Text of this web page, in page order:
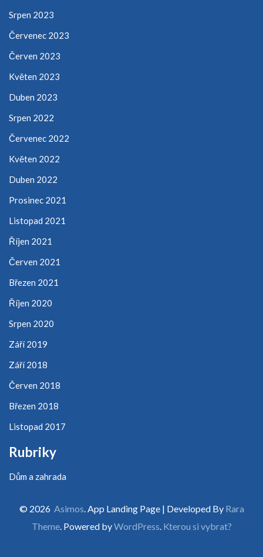
Srpen 2023
Červenec 2023
Červen 2023
Květen 2023
Duben 2023
Srpen 2022
Červenec 2022
Květen 2022
Duben 2022
Prosinec 2021
Listopad 2021
Říjen 2021
Červen 2021
Březen 2021
Říjen 2020
Srpen 2020
Září 2019
Září 2018
Červen 2018
Březen 2018
Listopad 2017
Rubriky
Dům a zahrada
© 2026 Asimos. App Landing Page | Developed By Rara
Theme. Powered byWordPress. Kterou si vybrat?